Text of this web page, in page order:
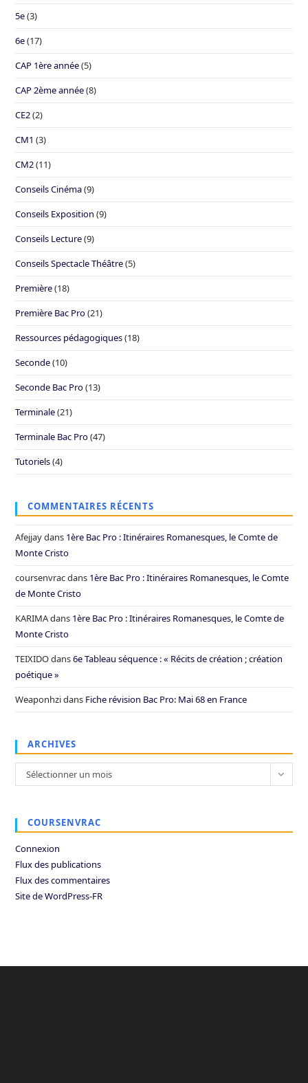
5e(3)
6e(17)
CAP 1ère année(5)
CAP 2ème année(8)
CE2(2)
CM1 (3)
CM2(11)
Conseils Cinéma(9)
Conseils Exposition (9)
Conseils Lecture(9)
Conseils Spectacle Théâtre(5)
Première(18)
Première Bac Pro(21)
Ressources pédagogiques(18)
Seconde(10)
Seconde Bac Pro(13)
Terminale(21)
Terminale Bac Pro(47)
Tutoriels(4)
COMMENTAIRES RÉCENTS
Afejjaydans 1ère Bac Pro : Itinéraires Romanesques, le Comte de
Monte Cristo
coursenvracdans 1ère Bac Pro : Itinéraires Romanesques, le Comte
de Monte Cristo
KARIMAdans 1ère Bac Pro : Itinéraires Romanesques, le Comte de
Monte Cristo
TEIXIDOdans6e Tableau séquence : « Récits de création ; création
poétique »
Weaponhzidans Fiche révision Bac Pro: Mai 68 en France
ARCHIVES
Archives
Sélectionner un mois
COURSENVRAC
Connexion
Flux des publications
Flux des commentaires
Site de WordPress-FR